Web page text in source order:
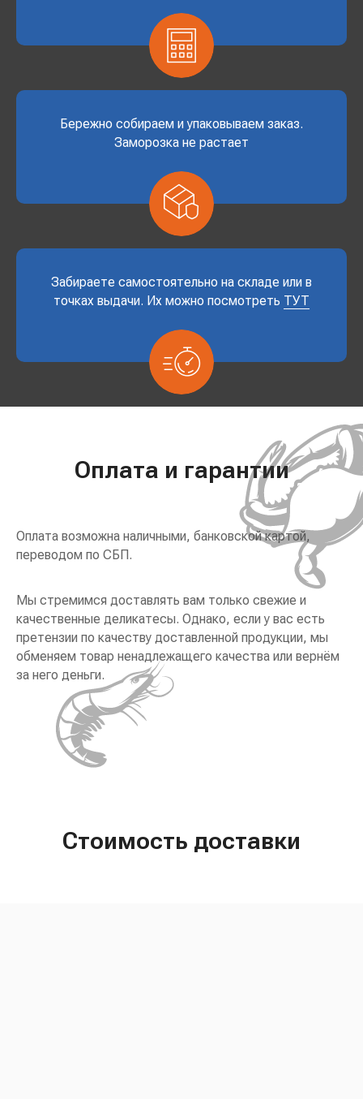
Бережно собираем и упаковываем заказ.
Заморозка не растает
Забираете самостоятельно на складе или в
точках выдачи. Их можно посмотреть ТУТ
Оплата и гарантии
Оплата возможна наличными, банковской картой,
переводом по СБП.
Мы стремимся доставлять вам только свежие и
качественные деликатесы. Однако, если у вас есть
претензии по качеству доставленной продукции, мы
обменяем товар ненадлежащего качества или вернём
за него деньги.
Стоимость доставки